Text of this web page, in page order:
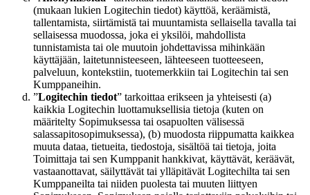
(mukaan lukien Logitechin tiedot) käyttöä, keräämistä,
tallentamista, siirtämistä tai muuntamista sellaisella tavalla tai
sellaisessa muodossa, joka ei yksilöi, mahdollista
tunnistamista tai ole muutoin johdettavissa mihinkään
käyttäjään, laitetunnisteeseen, lähteeseen tuotteeseen,
palveluun, kontekstiin, tuotemerkkiin tai Logitechin tai sen
Kumppaneihin.
”Logitechin tiedot” tarkoittaa erikseen ja yhteisesti (a)
kaikkia Logitechin luottamuksellisia tietoja (kuten on
määritelty Sopimuksessa tai osapuolten välisessä
salassapitosopimuksessa), (b) muodosta riippumatta kaikkea
muuta dataa, tietueita, tiedostoja, sisältöä tai tietoja, joita
Toimittaja tai sen Kumppanit hankkivat, käyttävät, keräävät,
vastaanottavat, säilyttävät tai ylläpitävät Logitechilta tai sen
Kumppaneilta tai niiden puolesta tai muuten liittyen